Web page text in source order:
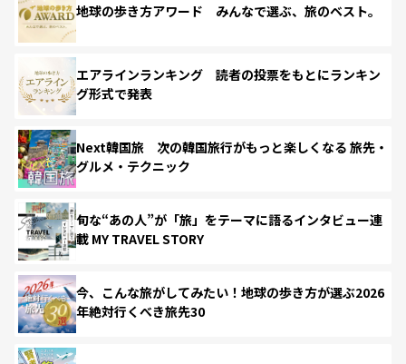
地球の歩き方アワード みんなで選ぶ、旅のベスト。
エアラインランキング 読者の投票をもとにランキン
グ形式で発表
Next韓国旅 次の韓国旅行がもっと楽しくなる 旅先・
グルメ・テクニック
旬な“あの人”が「旅」をテーマに語るインタビュー連
載 MY TRAVEL STORY
今、こんな旅がしてみたい！地球の歩き方が選ぶ2026
年絶対行くべき旅先30